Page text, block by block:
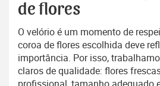
de flores
O velório é um momento de
coroa de flores escolhida deve
importância. Por isso,
claros de qualidade: flores